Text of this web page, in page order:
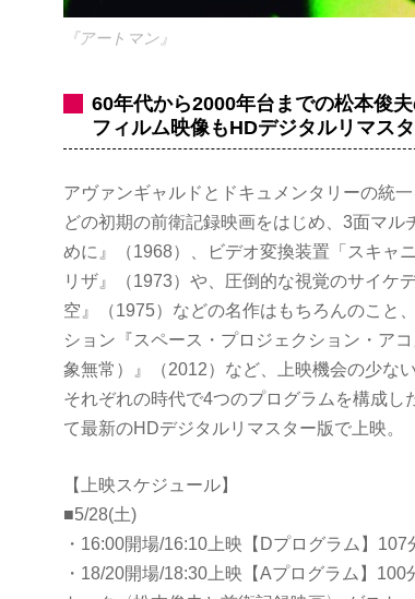
『アートマン』
60年代から2000年台までの松本俊
フィルム映像もHDデジタルリマス
アヴァンギャルドとドキュメンタリーの統
どの初期の前衛記録映画をはじめ、3面マ
めに』（1968）、ビデオ変換装置「スキャ
リザ』（1973）や、圧倒的な視覚のサイケ
空』（1975）などの名作はもちろんのこと
ション『スペース・プロジェクション・ア
象無常）』（2012）など、上映機会の少な
それぞれの時代で4つのプログラムを構成
て最新のHDデジタルリマスター版で上映。
【上映スケジュール】
■5/28(土)
・16:00開場/16:10上映【Dプログラム】107
・18/20開場/18:30上映【Aプログラム】100